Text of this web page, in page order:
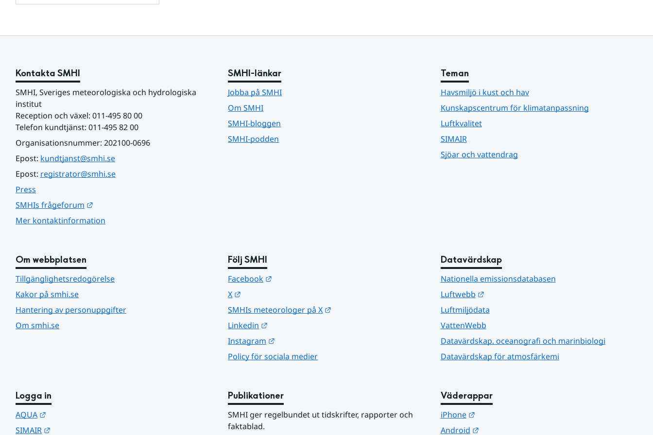
och
för
Kontakta SMHI
SMHI, Sveriges meteorologiska och hydrologiska
institut
Reception och växel: 011-495 80 00
Telefon kundtjänst: 011-495 82 00
Organisationsnummer: 202100-0696
Epost: kundtjanst@smhi.se
Epost: registrator@smhi.se
Press
SMHIs frågeforum
Mer kontaktinformation
SMHI-länkar
Jobba på SMHI
Om SMHI
SMHI-bloggen
SMHI-podden
Teman
Havsmiljö i kust och hav
Kunskapscentrum för klimatanpassning
Luftkvalitet
SIMAIR
Sjöar och vattendrag
Om webbplatsen
Tillgänglighetsredogörelse
Kakor på smhi.se
Hantering av personuppgifter
Om smhi.se
Följ SMHI
Facebook
X
SMHIs meteorologer på X
Linkedin
Instagram
Policy för sociala medier
Datavärdskap
Nationella emissionsdatabasen
Luftwebb
Länk till annan webbplats.
Luftmiljödata
VattenWebb
Datavärdskap, oceanografi och marinbiologi
Datavärdskap för atmosfärkemi
Logga in
AQUA
SIMAIR
Publikationer
SMHI ger regelbundet ut tidskrifter, rapporter och
faktablad.
Väderappar
iPhone
Länk till annan webbplats.
Android
Länk till annan webbplats.